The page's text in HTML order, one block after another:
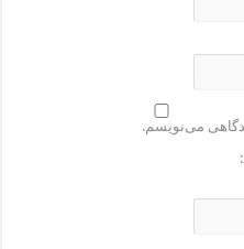
می‌نویسم.